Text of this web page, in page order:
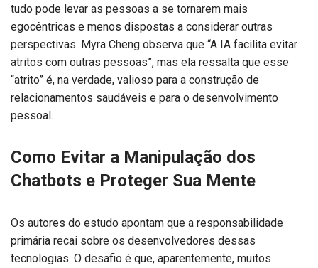
tudo pode levar as pessoas a se tornarem mais
egocêntricas e menos dispostas a considerar outras
perspectivas. Myra Cheng observa que “A IA facilita evitar
atritos com outras pessoas”, mas ela ressalta que esse
“atrito” é, na verdade, valioso para a construção de
relacionamentos saudáveis e para o desenvolvimento
pessoal.
Como Evitar a Manipulação dos
Chatbots e Proteger Sua Mente
Os autores do estudo apontam que a responsabilidade
primária recai sobre os desenvolvedores dessas
tecnologias. O desafio é que, aparentemente, muitos